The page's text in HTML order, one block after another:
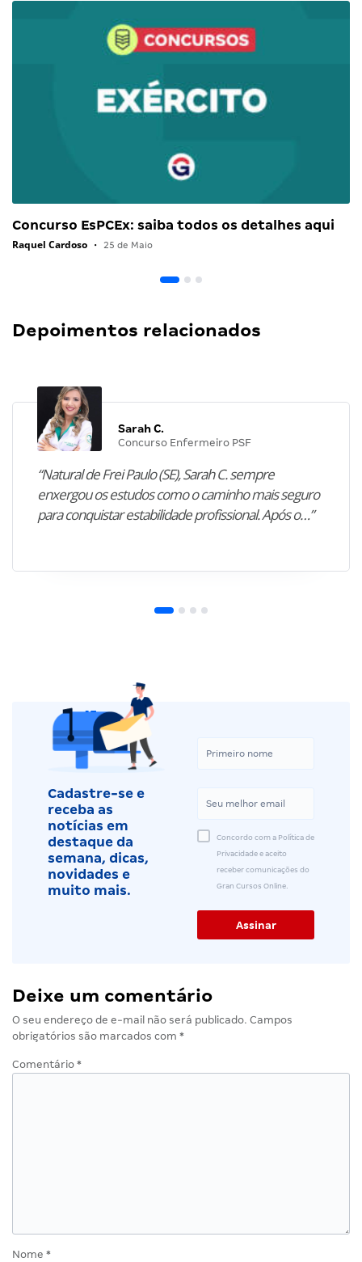
Concurso EsPCEx: saiba todos os detalhes aqui
Raquel Cardoso • 25 de Maio
Depoimentos relacionados
Sarah C.
Concurso Enfermeiro PSF
“Natural de Frei Paulo (SE), Sarah C. sempre
enxergou os estudos como o caminho mais seguro
para conquistar estabilidade profissional. Após o…”
Cadastre-se e
receba as
notícias em
destaque da
semana, dicas,
novidades e
muito mais.
Concordo com a Política de
Privacidade e aceito
receber comunicações do
Gran Cursos Online.
Deixe um comentário
O seu endereço de e-mail não será publicado. Campos
obrigatórios são marcados com *
Comentário *
Nome *